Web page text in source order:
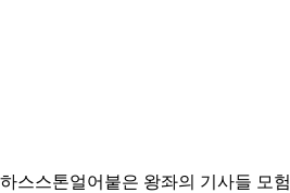
하스스톤얼어붙은 왕좌의 기사들 모험